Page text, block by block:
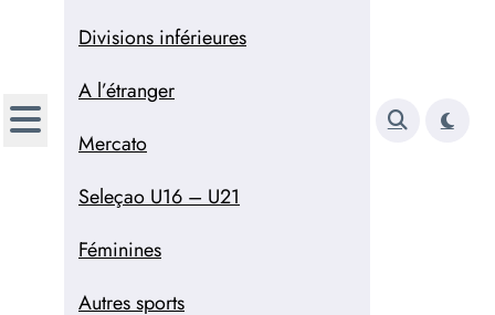
Divisions inférieures
A l’étranger
Mercato
Seleçao U16 – U21
Féminines
Autres sports